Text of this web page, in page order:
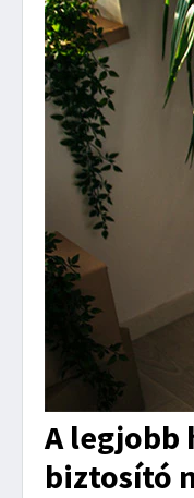
A legjobb
biztosító